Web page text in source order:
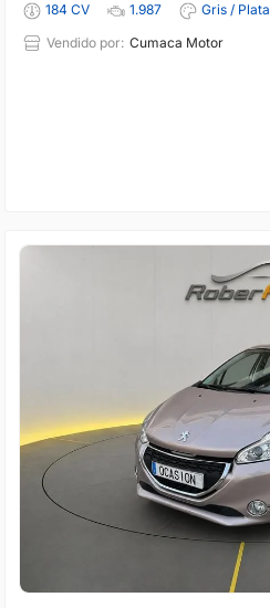
184 CV
1.987
Gris / Plata
Vendido por: Cumaca Motor